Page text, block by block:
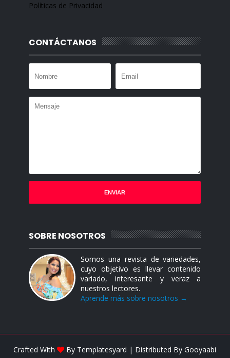
Políticas de Privacidad
CONTÁCTANOS
SOBRE NOSOTROS
Somos una revista de variedades,
cuyo objetivo es llevar contenido
variado, interesante y veraz a
nuestros lectores.
Aprende más sobre nosotros →
Crafted With By Templatesyard | Distributed ByGooyaabi